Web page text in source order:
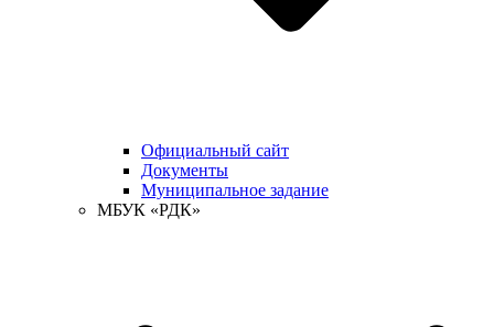
Официальный сайт
Документы
Муниципальное задание
МБУК «РДК»